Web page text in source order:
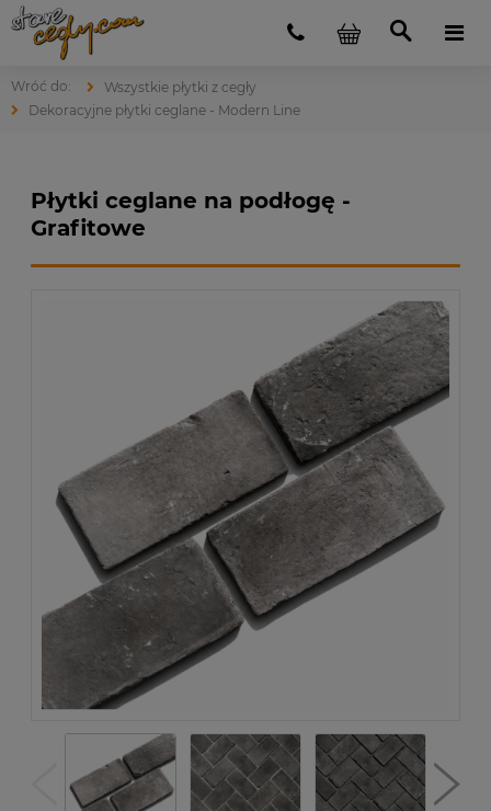
Wszystkie płytki z cegły
Dekoracyjne płytki ceglane - Modern Line
Płytki ceglane na podłogę -
Grafitowe